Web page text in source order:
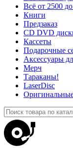
Всё от 2500
Книги
Предзаказ
CD DVD
Кассеты
Подарочные
Аксессуары
Мерч
Тараканы!
LaserDisc